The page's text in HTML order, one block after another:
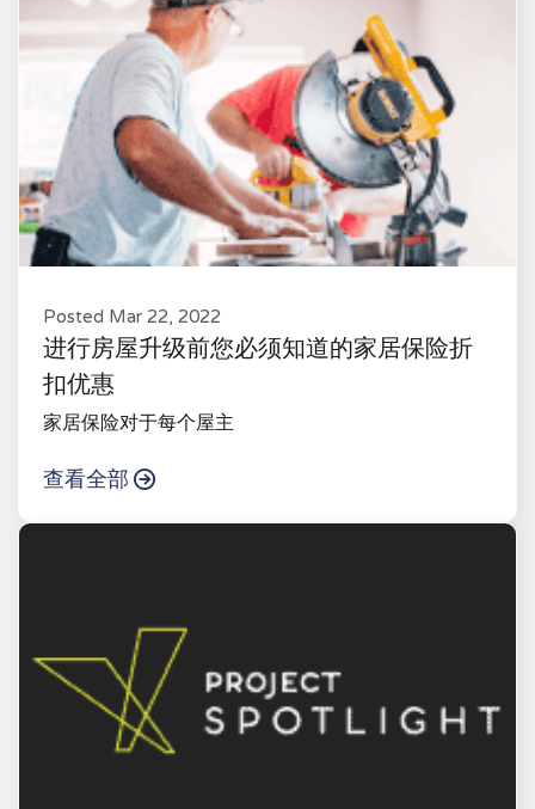
Posted Mar 22, 2022
进行房屋升级前您必须知道的家居保险折
扣优惠
家居保险对于每个屋主
查看全部